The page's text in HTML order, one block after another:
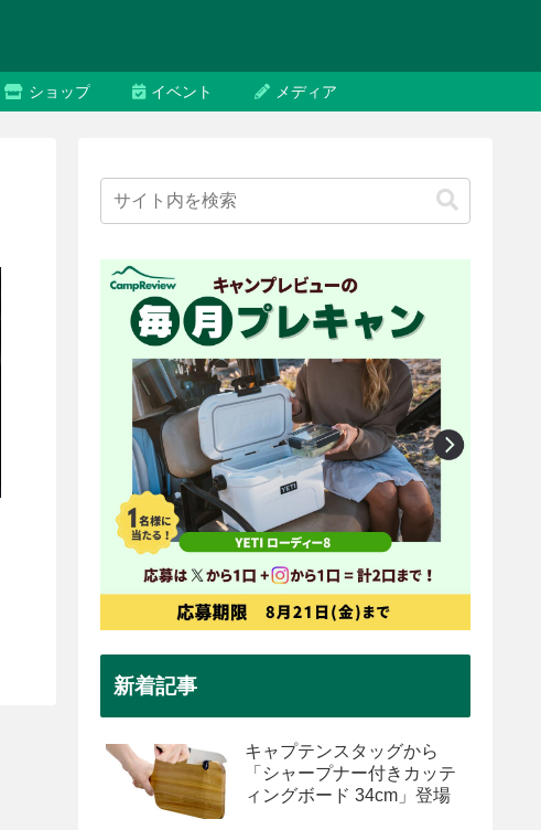
ショップ イベント メディア
新着記事
キャプテンスタッグから
「シャープナー付きカッテ
ィングボード 34cm」登場